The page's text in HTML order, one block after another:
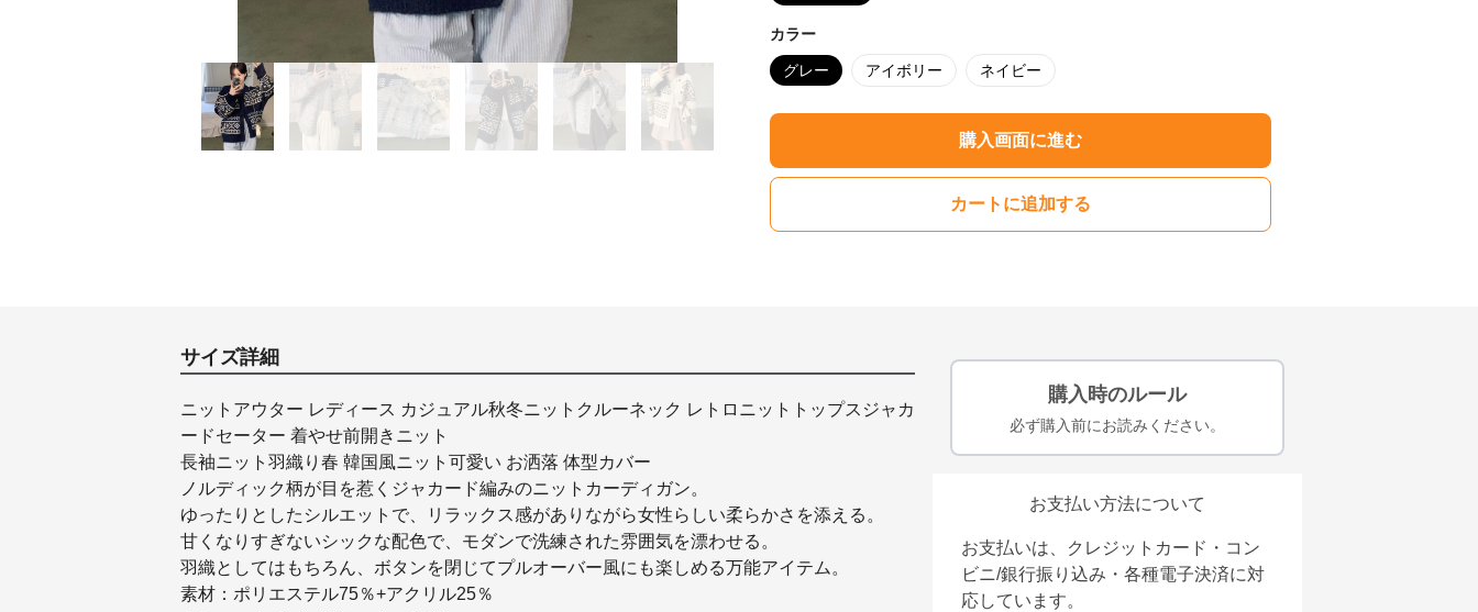
カラー
グレー アイボリー ネイビー
購入画面に進む
カートに追加する
サイズ詳細
ニットアウター レディース カジュアル秋冬ニットクルーネック レトロニットトップスジャカ
ードセーター 着やせ前開きニット
長袖ニット羽織り春 韓国風ニット可愛い お洒落 体型カバー
ノルディック柄が目を惹くジャカード編みのニットカーディガン。
ゆったりとしたシルエットで、リラックス感がありながら女性らしい柔らかさを添える。
甘くなりすぎないシックな配色で、モダンで洗練された雰囲気を漂わせる。
羽織としてはもちろん、ボタンを閉じてプルオーバー風にも楽しめる万能アイテム。
素材：ポリエステル75％+アクリル25％
購入時のルール
必ず購入前にお読みください。
お支払い方法について
お支払いは、クレジットカード・コン
ビニ/銀行振り込み・各種電子決済に対
応しています。